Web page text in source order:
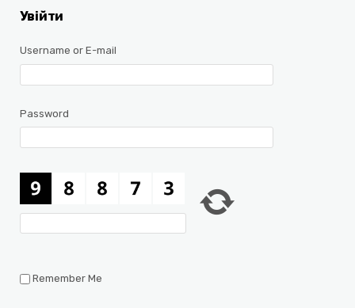
Увійти
Username or E-mail
Password
Remember Me